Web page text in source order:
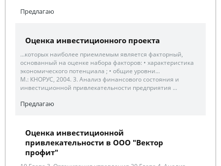
Предлагаю
Оценка инвестиционного проекта
...которых наиболее приемлемым является факторный,
основанный на оценке набора факторов: • характеристика
экономического потенциала ; • общие уровни...
М.: КНОРУС, 2004. 3. Анализ финансового состояния и
инвестиционной привлекательности предприятия ...
Предлагаю
Оценка инвестиционной
привлекательности в ООО "Вектор
профит"